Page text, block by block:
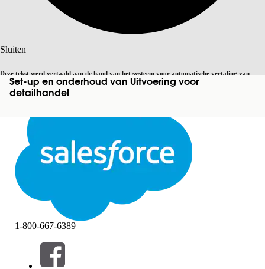
Sluiten
Deze tekst werd vertaald aan de hand van het systeem voor automatische vertaling van
Salesforce. U vindt hiermeer details. Overschakelen op Engels
Sluiten Sluiten
Set-up en onderhoud van Uitvoering voor
detailhandel
Filteren op (0)
1-800-667-6389